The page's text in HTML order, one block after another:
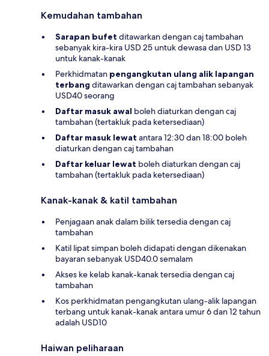
Kemudahan tambahan
Sarapan bufet ditawarkan dengan caj tambahan
sebanyak kira-kira USD 25 untuk dewasa dan USD 13
untuk kanak-kanak
Perkhidmatan pengangkutan ulang alik lapangan
terbang ditawarkan dengan caj tambahan sebanyak
USD40 seorang
Daftar masuk awal boleh diaturkan dengan caj
tambahan (tertakluk pada ketersediaan)
Daftar masuk lewat antara 12:30 dan 18:00 boleh
diaturkan dengan caj tambahan
Daftar keluar lewat boleh diaturkan dengan caj
tambahan (tertakluk pada ketersediaan)
Kanak-kanak & katil tambahan
Penjagaan anak dalam bilik tersedia dengan caj
tambahan
Katil lipat simpan boleh didapati dengan dikenakan
bayaran sebanyak USD40.0 semalam
Akses ke kelab kanak-kanak tersedia dengan caj
tambahan
Kos perkhidmatan pengangkutan ulang-alik lapangan
terbang untuk kanak-kanak antara umur 6 dan 12 tahun
adalah USD10
Haiwan peliharaan